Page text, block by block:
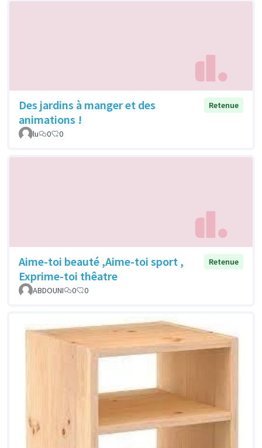
Des jardins à manger et des
animations !
Retenue
lu 0 0
Aime-toi beauté ,Aime-toi sport ,
Exprime-toi thêatre
Retenue
ABDOUNI 0 0